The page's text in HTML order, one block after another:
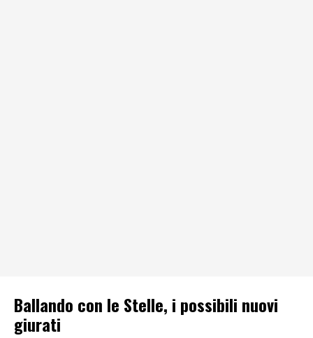
Ballando con le Stelle, i possibili nuovi
giurati